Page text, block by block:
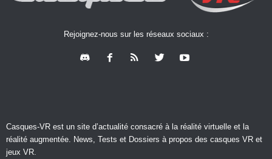
Rejoignez-nous sur les réseaux sociaux :
Casques-VR est un site d’actualité consacré à la réalité virtuelle et la
réalité augmentée. News, Tests et Dossiers à propos des casques VR et
jeux VR.